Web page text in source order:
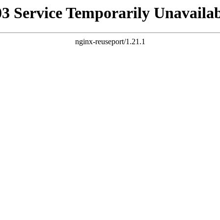
Service Temporarily
nginx-reuseport/1.21.1